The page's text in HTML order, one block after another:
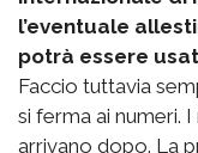
l’eventuale
potrà essere
Faccio tuttavia
si ferma ai numeri.
arrivano dopo. La